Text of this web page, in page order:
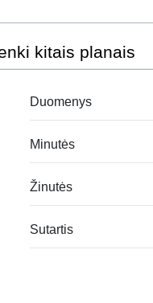
kitais planais
Duomenys
Minutės
Žinutės
Sutartis